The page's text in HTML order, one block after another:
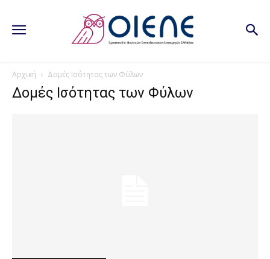
Αρχική Δομές Ισότητας των Φύλων
Δομές Ισότητας των Φύλων